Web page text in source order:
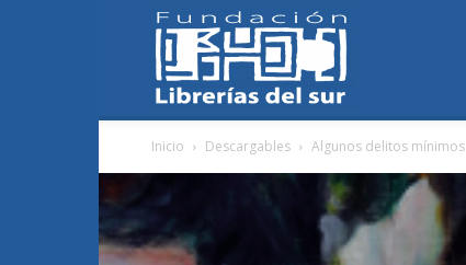
Librerías
Inicio Descargables Algunos delitos mínimos